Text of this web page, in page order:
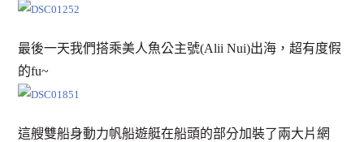
最後一天我們搭乘美人魚公主號(Alii Nui)出海，超有度假
的fu~
這艘雙船身動力帆船遊艇在船頭的部分加裝了兩大片網